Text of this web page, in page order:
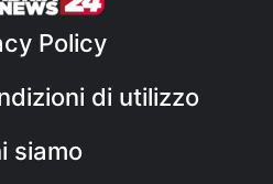
Policy
di utilizzo
siamo